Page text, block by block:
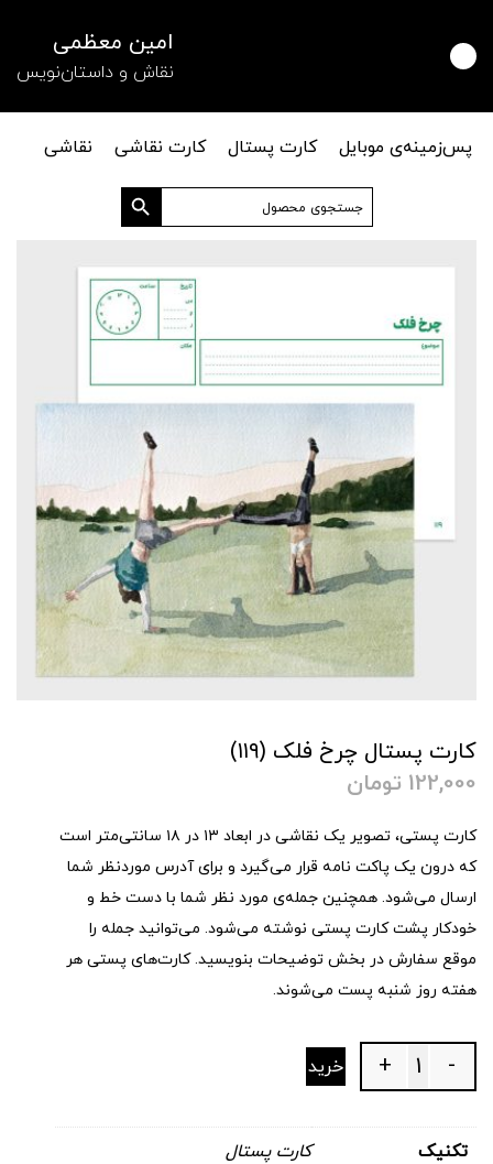
امین معظمی
نقاش و داستان‌نویس
پس‌زمینه‌ی موبایل کارت پستال کارت نقاشی
نقاشی
جستجو
برای:
دکمه جستجو
کارت پستال چرخ فلک (۱۱۹)
122,000 تومان
کارت پستی، تصویر یک نقاشی در ابعاد ۱۳ در ۱۸ سانتی‌متر است
که درون یک پاکت نامه قرار می‌گیرد و برای آدرس موردنظر شما
ارسال می‌شود. همچنین جمله‌ی مورد نظر شما با دست خط و
خودکار پشت کارت پستی نوشته می‌شود. می‌توانید جمله را
موقع سفارش در بخش توضیحات بنویسید. کارت‌های پستی هر
هفته روز شنبه پست می‌شوند.
Quantity -
+ خرید
تکنیک کارت پستال